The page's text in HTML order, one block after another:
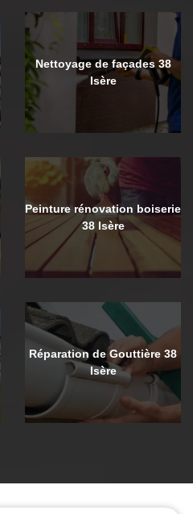
Nettoyage de façades 38
Isère
Peinture rénovation boiserie
38 Isère
Réparation de Gouttière 38
Isère